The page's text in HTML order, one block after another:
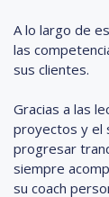
A lo largo de
las
sus clientes.
Gracias a las
proyectos y el
progresar
siempre
su coach